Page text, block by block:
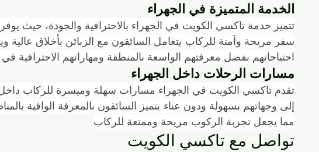
الخدمة المتميزة في الجهراء
تتميز خدمة تاكسي الكويت في الجهراء بالاحترافية والجودة، حيث
سفر مريحة وآمنة للركاب. يتعامل السائقون مع الزبائن بأخلاق عالية
احتياجاتهم بفضل معرفتهم الواسعة بالمنطقة ومهاراتهم الاحترافية في
مسارات الرحلات داخل الجهراء
تقدم تاكسي الكويت في الجهراء مسارات سهلة وميسرة للركاب
إلى وجهاتهم بسهولة ودون عناء. يتميز السائقون بالمعرفة الوافية
مما يجعل تجربة الركوب مريحة وممتعة للركاب.
تواصل مع تاكسي الكويت